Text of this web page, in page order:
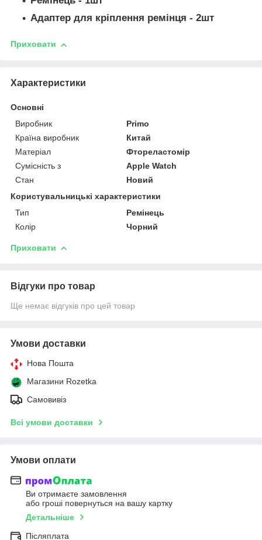
Адаптер для кріплення ремінця - 2шт
Приховати
Характеристики
Основні
Виробник
Primo
Країна виробник
Китай
Матеріал
Фтореластомір
Сумісність з
Apple Watch
Стан
Новий
Користувальницькі характеристики
Тип
Ремінець
Колір
Чорний
Приховати
Відгуки про товар
Ще немає відгуків про цей товар
Умови доставки
Нова Пошта
Магазини Rozetka
Самовивіз
Всі умови доставки
Умови оплати
Ви отримаєте замовлення
або гроші повернуться на вашу картку
Детальніше
Післяплата